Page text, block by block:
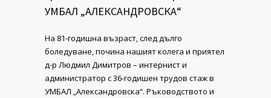
УМБАЛ „АЛЕКСАНДРОВСКА“
На 81-годишна възраст, след дълго
боледуване, почина нашият колега и приятел
д-р Людмил Димитров – интернист и
администратор с 36-годишен трудов стаж в
УМБАЛ „Александровска“. Ръководството и